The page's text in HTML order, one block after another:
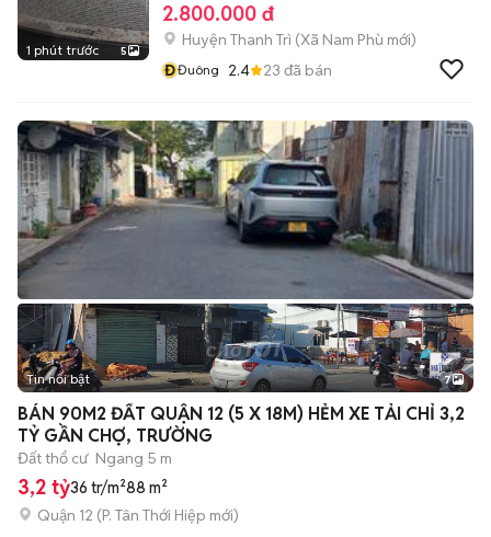
1 phút trước 5
2.800.000 đ
Huyện Thanh Trì (Xã Nam Phù mới)
ĐĐuông 2.4 23 đã bán
+2
Tin nổi bật 7
BÁN 90M2 ĐẤT QUẬN 12 (5 X 18M) HẺM XE TẢI CHỈ 3,2
TỶ GẦN CHỢ, TRƯỜNG
Đất thổ cư Ngang 5 m
3,2 tỷ36 tr/m²88 m²
Quận 12 (P. Tân Thới Hiệp mới)